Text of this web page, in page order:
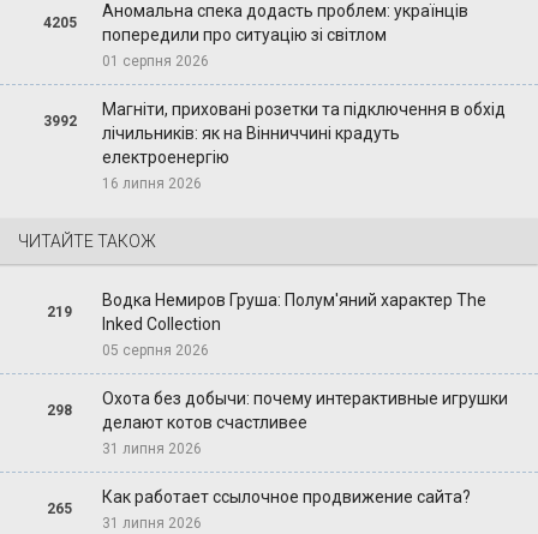
4205
Аномальна спека додасть проблем: українців
попередили про ситуацію зі світлом
01 серпня 2026
3992
Магніти, приховані розетки та підключення в обхід
лічильників: як на Вінниччині крадуть
електроенергію
16 липня 2026
ЧИТАЙТЕ ТАКОЖ
219
Водка Немиров Груша: Полум'яний характер The
Inked Collection
05 серпня 2026
298
Охота без добычи: почему интерактивные игрушки
делают котов счастливее
31 липня 2026
265
Как работает ссылочное продвижение сайта?
31 липня 2026